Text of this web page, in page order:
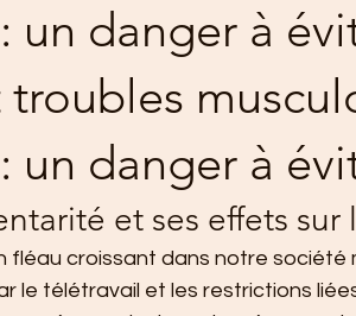
un danger à
un danger à
et ses effets sur
fléau croissant dans notre société
le télétravail et les restrictions